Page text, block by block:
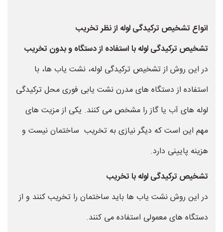
انواع تشخیص ترکیدگی لوله از نظر تخریب
تشخیص ترکیدگی لوله با استفاده از دستگاه و بدون تخریب
در این روش از تشخیص ترکیدگی لوله، نشت یاب ها، با
استفاده از دستگاه های مدرن نشت یابی فوری محل ترکیدگی
لوله های آب یا گاز را مشخص می کنند. یکی از مزیت های
مهم این است که دیگر نیازی به تخریب ساختمان نیست و
هزینه پایینی دارد.
تشخیص ترکیدگی لوله با تخریب
در این روش نشت یاب ها باید ساختمان را تخریب کنند و از
دستگاه های معمولی استفاده می کنند.